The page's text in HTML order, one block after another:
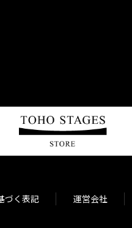
づく表記 運営会社